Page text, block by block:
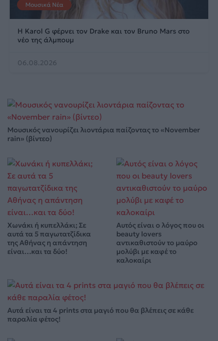
Μουσικά Νέα
Η Karol G φέρνει τον Drake και τον Bruno Mars στο
νέο της άλμπουμ
06.08.2026
Μουσικός νανουρίζει λιοντάρια παίζοντας το «November
rain» (βίντεο)
Χωνάκι ή κυπελλάκι; Σε
αυτά τα 5 παγωτατζίδικα
της Αθήνας η απάντηση
είναι…και τα δύο!
Αυτός είναι ο λόγος που οι
beauty lovers
αντικαθιστούν το μαύρο
μολύβι με καφέ το
καλοκαίρι
Αυτά είναι τα 4 prints στα μαγιό που θα βλέπεις σε κάθε
παραλία φέτος!